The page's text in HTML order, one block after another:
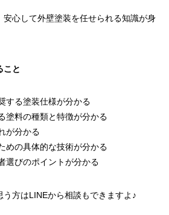
安心して外壁塗装を任せられる知識が身
こと
する塗装仕様が分かる
塗料の種類と特徴が分かる
が分かる
めの具体的な技術が分かる
選びのポイントが分かる
方はLINEから相談もできますよ♪